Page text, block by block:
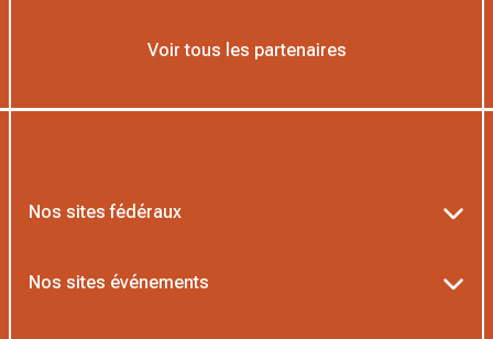
Voir tous les partenaires
Nos sites fédéraux
Nos sites événements